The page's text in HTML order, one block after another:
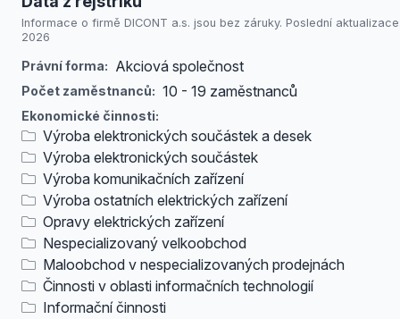
Informace o firmě DICONT a.s. jsou bez záruky. Poslední
2026
Právní forma: Akciová společnost
Počet zaměstnanců: 10 - 19 zaměstnanců
Ekonomické činnosti:
Výroba elektronických součástek a desek
Výroba elektronických součástek
Výroba komunikačních zařízení
Výroba ostatních elektrických zařízení
Opravy elektrických zařízení
Nespecializovaný velkoobchod
Maloobchod v nespecializovaných prodejnách
Činnosti v oblasti informačních technologií
Informační činnosti